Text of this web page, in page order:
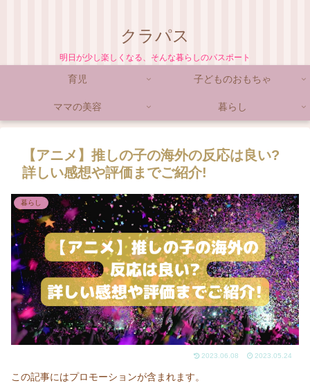
クラパス
明日が少し楽しくなる、そんな暮らしのパスポート
育児 子どものおもちゃ
ママの美容 暮らし
【アニメ】推しの子の海外の反応は良い?
詳しい感想や評価までご紹介!
暮らし
2023.06.08 2023.05.24
この記事にはプロモーションが含まれます。